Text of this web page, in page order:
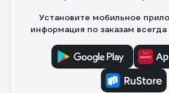
Установите мобильное
информация по заказам